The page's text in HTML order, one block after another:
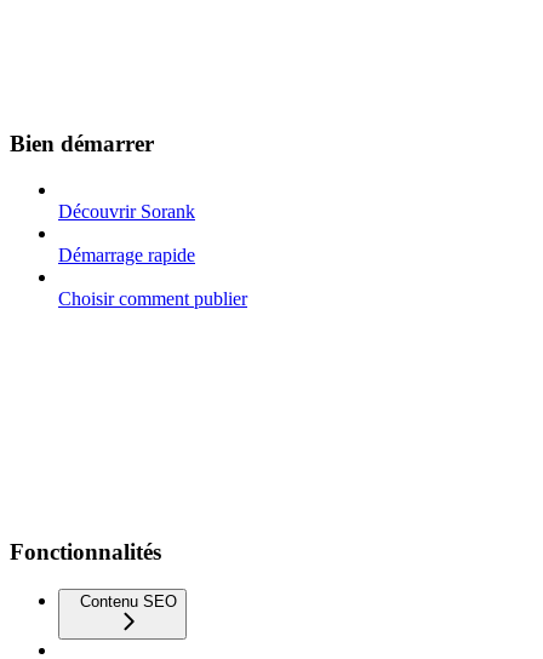
Bien démarrer
Découvrir Sorank
Démarrage rapide
Choisir comment publier
Fonctionnalités
Contenu SEO